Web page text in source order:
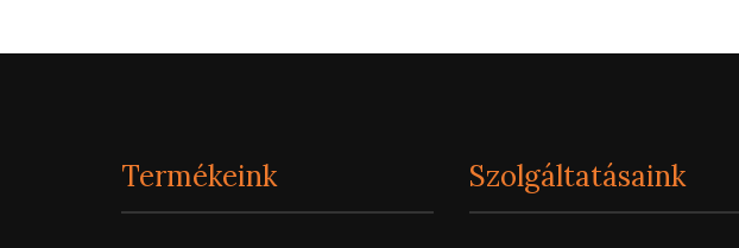
Termékeink Szolgáltatásaink